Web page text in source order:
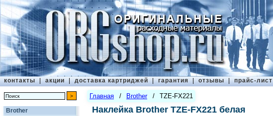
контакты | акции | доставка картриджей | гарантия | отзывы | прайс-лист
Brother
Главная / Brother / TZE-FX221
Наклейка Brother TZE-FX221 белая